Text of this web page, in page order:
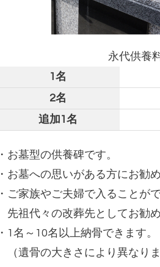
永代供養
1名
2名
追加1名
・お墓型の供養碑です。
・お墓への思いがある方にお勧め
・ご家族やご夫婦で入ることが
先祖代々の改葬先としてお勧め
・1名～10名以上納骨できます。
（遺骨の大きさにより異なりま